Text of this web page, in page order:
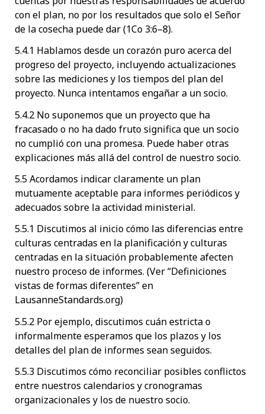
con el plan, no por los resultados que solo el Señor
de la cosecha puede dar (1Co 3:6–8).
5.4.1 Hablamos desde un corazón puro acerca del
progreso del proyecto, incluyendo actualizaciones
sobre las mediciones y los tiempos del plan del
proyecto. Nunca intentamos engañar a un socio.
5.4.2 No suponemos que un proyecto que ha
fracasado o no ha dado fruto significa que un socio
no cumplió con una promesa. Puede haber otras
explicaciones más allá del control de nuestro socio.
5.5 Acordamos indicar claramente un plan
mutuamente aceptable para informes periódicos y
adecuados sobre la actividad ministerial.
5.5.1 Discutimos al inicio cómo las diferencias entre
culturas centradas en la planificación y culturas
centradas en la situación probablemente afecten
nuestro proceso de informes. (Ver “Definiciones
vistas de formas diferentes” en
LausanneStandards.org)
5.5.2 Por ejemplo, discutimos cuán estricta o
informalmente esperamos que los plazos y los
detalles del plan de informes sean seguidos.
5.5.3 Discutimos cómo reconciliar posibles conflictos
entre nuestros calendarios y cronogramas
organizacionales y los de nuestro socio.